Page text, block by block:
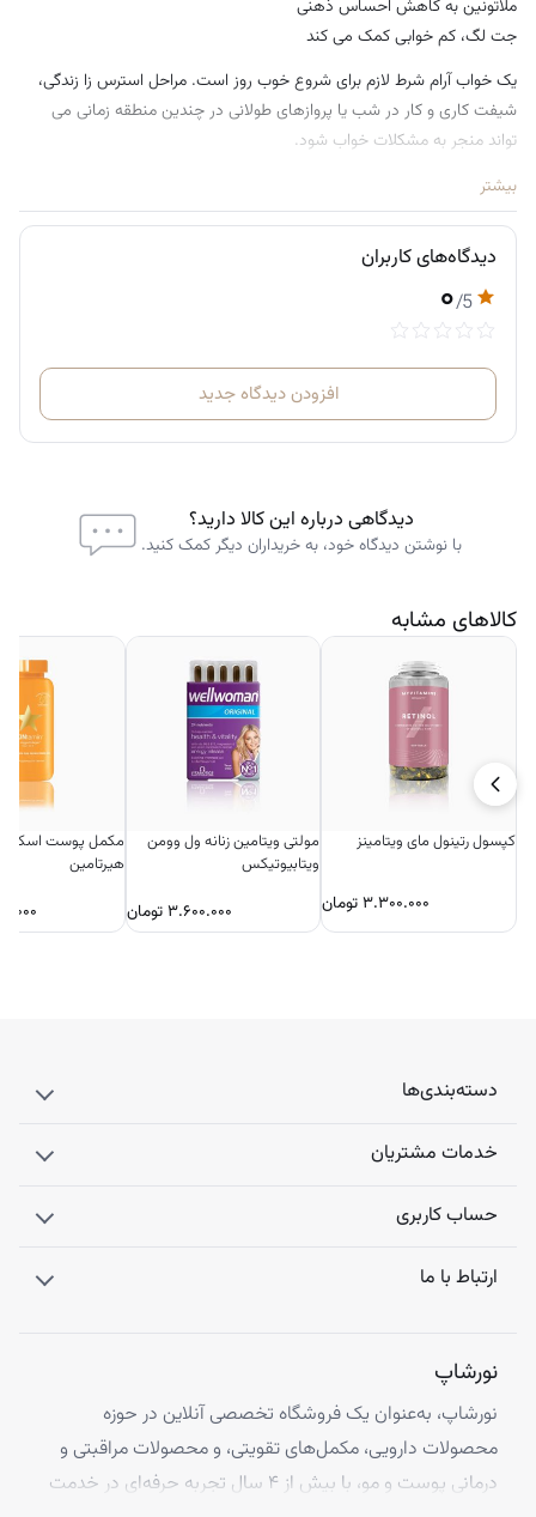
ملاتونین به کاهش احساس ذهنی
جت لگ، کم خوابی کمک می کند
یک خواب آرام شرط لازم برای شروع خوب روز است. مراحل استرس زا زندگی،
شیفت کاری و کار در شب یا پروازهای طولانی در چندین منطقه زمانی می
تواند منجر به مشکلات خواب شود.
رازک و عصاره سنبل الطیب است.
ملاتونین به کوتاه شدن زمان به خواب رفتن کمک می کند. اثر مثبت زمانی رخ
می دهد که 1 میلی گرم ملاتونین کمی قبل از رفتن به رختخواب مصرف شود.
طعم بسیار خوب و مطبوع
بیشتر
دیدگاه‌های کاربران
۰/5
افزودن دیدگاه جدید
دیدگاهی درباره این کالا دارید؟
با نوشتن دیدگاه خود، به خریداران دیگر کمک کنید.
کالاهای مشابه
کپسول رتینول مای ویتامینز
۳.۳۰۰.۰۰۰ تومان
مولتی ویتامین زنانه ول وومن
ویتابیوتیکس
۳.۶۰۰.۰۰۰تومان
مکمل پوست اسکین
هیرتامین
دسته‌بندی‌ها
خدمات مشتریان
حساب کاربری
ارتباط با ما
نورشاپ
نورشاپ، به‌عنوان یک فروشگاه تخصصی آنلاین در حوزه
محصولات دارویی، مکمل‌های تقویتی، و محصولات مراقبتی و
درمانی پوست و مو، با بیش از ۴ سال تجربه حرفه‌ای در خدمت